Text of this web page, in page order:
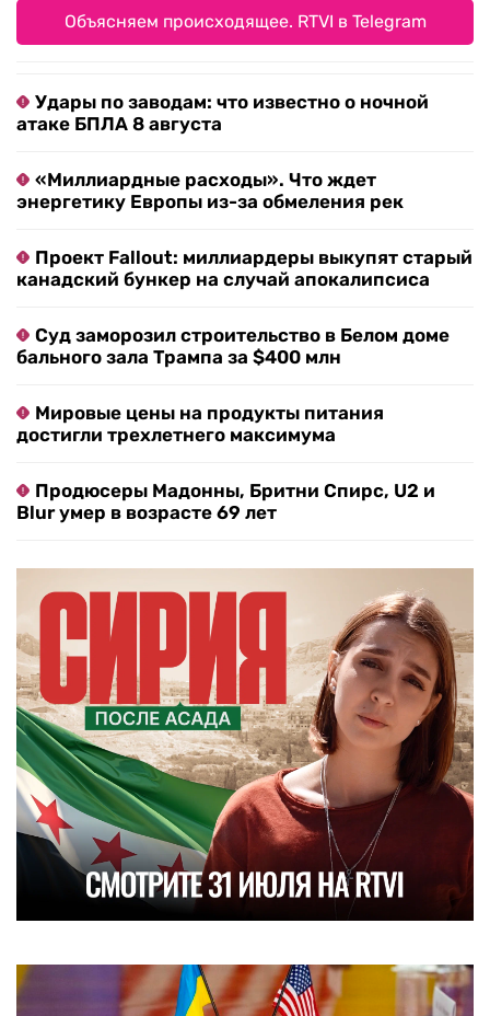
Объясняем происходящее. RTVI в Telegram
Удары по заводам: что известно о ночной
атаке БПЛА 8 августа
«Миллиардные расходы». Что ждет
энергетику Европы из-за обмеления рек
Проект Fallout: миллиардеры выкупят старый
канадский бункер на случай апокалипсиса
Суд заморозил строительство в Белом доме
бального зала Трампа за $400 млн
Мировые цены на продукты питания
достигли трехлетнего максимума
Продюсеры Мадонны, Бритни Спирс, U2 и
Blur умер в возрасте 69 лет